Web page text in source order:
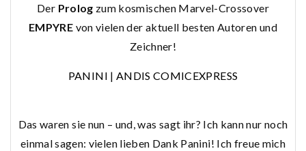
Der Prolog zum kosmischen Marvel-Crossover
EMPYRE von vielen der aktuell besten Autoren und
Zeichner!
PANINI | ANDIS COMICEXPRESS
Das waren sie nun – und, was sagt ihr? Ich kann nur noch
einmal sagen: vielen lieben Dank Panini! Ich freue mich